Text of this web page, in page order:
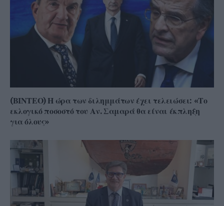
(ΒΙΝΤΕΟ) Η ώρα των διλημμάτων έχει τελειώσει: «Το
εκλογικό ποσοστό του Αν. Σαμαρά θα είναι έκπληξη
για όλους»